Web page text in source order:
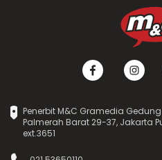
Penerbit M&C Gramedia
Palmerah Barat 29-37, Jakarta
ext.3651